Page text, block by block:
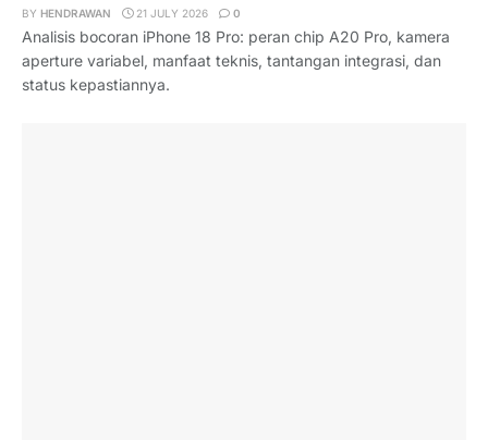
BY HENDRAWAN 21 JULY 2026 0
Analisis bocoran iPhone 18 Pro: peran chip A20 Pro, kamera
aperture variabel, manfaat teknis, tantangan integrasi, dan
status kepastiannya.